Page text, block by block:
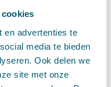
en advertenties te
media te bieden
Ook delen we
site met onze
twee nieuwe
van twee nieuwe